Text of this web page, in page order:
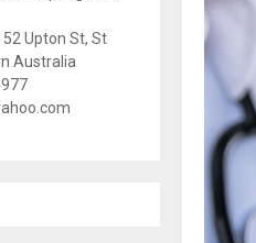
52 Upton St, St
Australia